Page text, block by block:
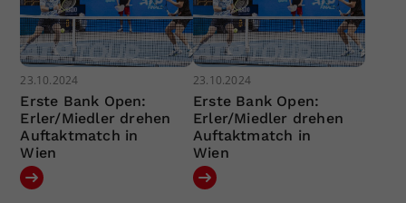
23.10.2024
Erste Bank Open:
Erler/Miedler drehen
Auftaktmatch in
Wien
23.10.2024
Erste Bank Open:
Erler/Miedler drehen
Auftaktmatch in
Wien